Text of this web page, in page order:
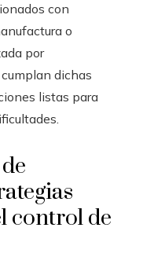
con
o
por
dichas
listas para
control de